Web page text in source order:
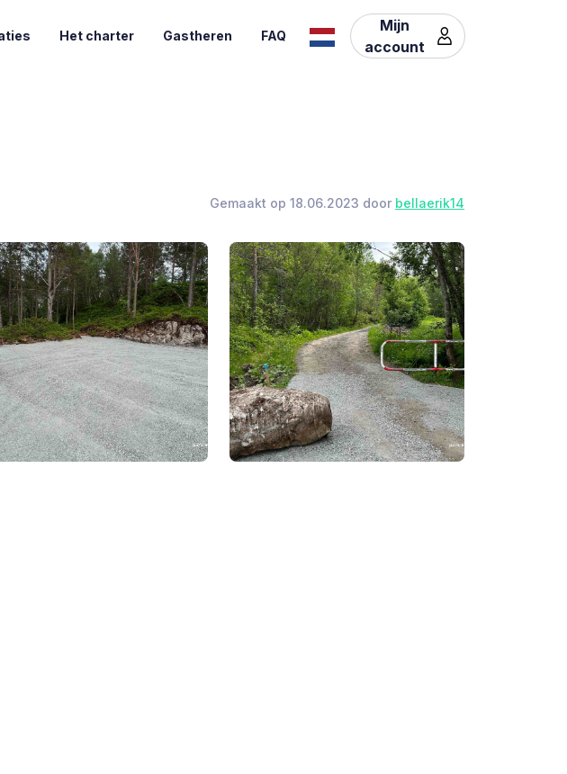
Het charter Gastheren FAQ
Mijn
account
Gemaakt op 18.06.2023 door bellaerik14